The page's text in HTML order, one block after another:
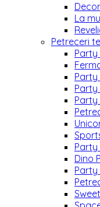
La
Petreceri
Party
Party
Party
Party
Party
Dino
Party